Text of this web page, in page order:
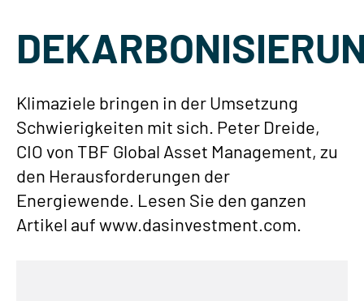
Klimaziele bringen in der Umsetzung
Schwierigkeiten mit sich. Peter Dreide,
CIO von TBF Global Asset Management, zu
den Herausforderungen der
Energiewende. Lesen Sie den ganzen
Artikel auf www.dasinvestment.com.